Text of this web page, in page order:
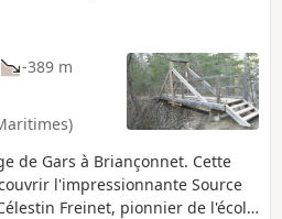
-389 m
de Gars à Briançonnet. Cette
l'impressionnante Source
Freinet, pionnier de l'école